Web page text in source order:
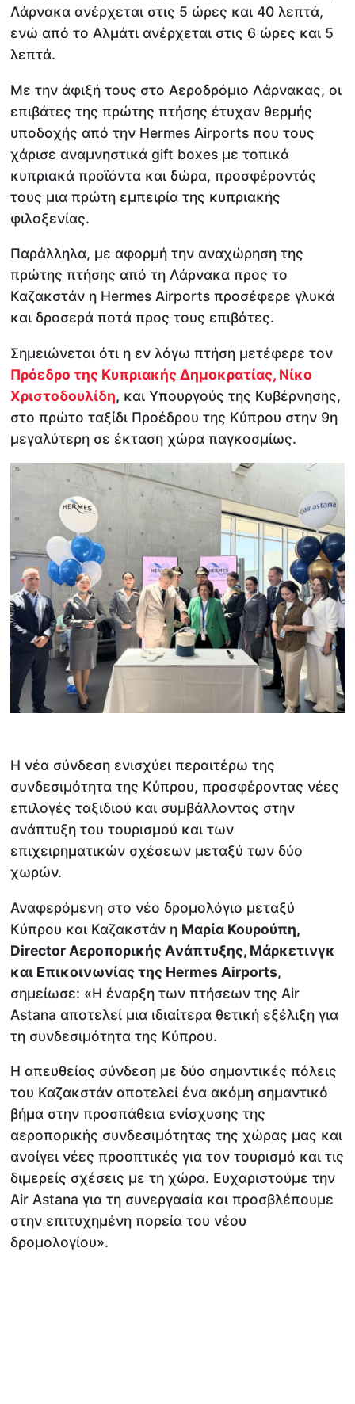
Λάρνακα ανέρχεται στις 5 ώρες και 40 λεπτά,
ενώ από το Αλμάτι ανέρχεται στις 6 ώρες και 5
λεπτά.
Με την άφιξή τους στο Αεροδρόμιο Λάρνακας, οι
επιβάτες της πρώτης πτήσης έτυχαν θερμής
υποδοχής από την Hermes Airports που τους
χάρισε αναμνηστικά gift boxes με τοπικά
κυπριακά προϊόντα και δώρα, προσφέροντάς
τους μια πρώτη εμπειρία της κυπριακής
φιλοξενίας.
Παράλληλα, με αφορμή την αναχώρηση της
πρώτης πτήσης από τη Λάρνακα προς το
Καζακστάν η Hermes Airports προσέφερε γλυκά
και δροσερά ποτά προς τους επιβάτες.
Σημειώνεται ότι η εν λόγω πτήση μετέφερε τον
Πρόεδρο της Κυπριακής Δημοκρατίας, Νίκο
Χριστοδουλίδη, και Υπουργούς της Κυβέρνησης,
στο πρώτο ταξίδι Προέδρου της Κύπρου στην 9η
μεγαλύτερη σε έκταση χώρα παγκοσμίως.
Η νέα σύνδεση ενισχύει περαιτέρω της
συνδεσιμότητα της Κύπρου, προσφέροντας νέες
επιλογές ταξιδιού και συμβάλλοντας στην
ανάπτυξη του τουρισμού και των
επιχειρηματικών σχέσεων μεταξύ των δύο
χωρών.
Αναφερόμενη στο νέο δρομολόγιο μεταξύ
Κύπρου και Καζακστάν η Μαρία Κουρούπη,
Director Aεροπορικής Aνάπτυξης, Mάρκετινγκ
και Επικοινωνίας της Hermes Airports,
σημείωσε: «Η έναρξη των πτήσεων της Air
Astana αποτελεί μια ιδιαίτερα θετική εξέλιξη για
τη συνδεσιμότητα της Κύπρου.
Η απευθείας σύνδεση με δύο σημαντικές πόλεις
του Καζακστάν αποτελεί ένα ακόμη σημαντικό
βήμα στην προσπάθεια ενίσχυσης της
αεροπορικής συνδεσιμότητας της χώρας μας και
ανοίγει νέες προοπτικές για τον τουρισμό και τις
διμερείς σχέσεις με τη χώρα. Ευχαριστούμε την
Air Astana για τη συνεργασία και προσβλέπουμε
στην επιτυχημένη πορεία του νέου
δρομολογίου».